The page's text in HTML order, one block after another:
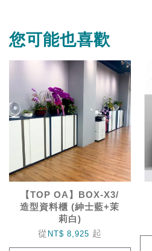
您可能也喜歡
【TOP OA】BOX-X3/
造型資料櫃 (紳士藍+茉
莉白)
從 NT$ 8,925 起